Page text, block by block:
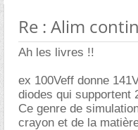
Re : Alim
Ah les livres !!
ex 100Veff donne
diodes qui supportent
Ce genre de
crayon et de la